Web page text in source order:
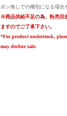
ボン無しでの梱包になる場合
※商品供給不足の為、転売目
ますのでご了承下さい。
*For product understock,
may decline sale.